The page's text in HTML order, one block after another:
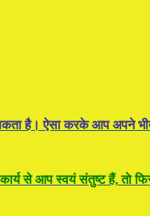
है। ऐसा करके आप अपने
से आप स्वयं संतुष्ट हैं, ताे